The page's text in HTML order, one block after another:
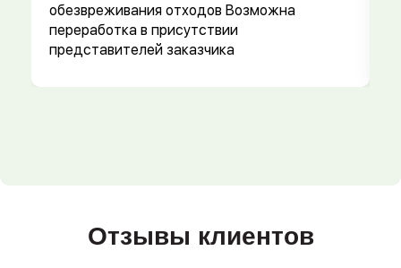
обезвреживания отходов Возможна
переработка в присутствии
представителей заказчика
Отзывы клиентов